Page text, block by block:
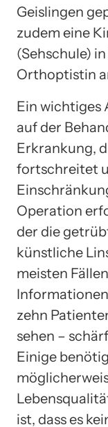
Geislingen
zudem eine
(Sehschule)
Orthoptistin
Ein wichtiges
auf der
Erkrankung,
fortschreitet
Operation
der die
künstliche
meisten
zehn
sehen –
Einige
ist, dass es